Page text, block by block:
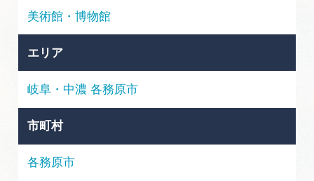
買い物・お土産
体験予約サイト「ＶＩＳＩＴ岐阜県」
岐阜県アウトドア観光キャンペーン
岐阜県まるごと観光エリアガイド
岐阜県観光データベース
美術館・博物館
エリア
岐阜・中濃 各務原市
市町村
各務原市